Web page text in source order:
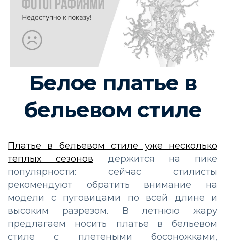
Белое платье в
бельевом стиле
Платье в бельевом стиле уже несколько
теплых сезонов держится на пике
популярности: сейчас стилисты
рекомендуют обратить внимание на
модели с пуговицами по всей длине и
высоким разрезом. В летнюю жару
предлагаем носить платье в бельевом
стиле с плетеными босоножками,